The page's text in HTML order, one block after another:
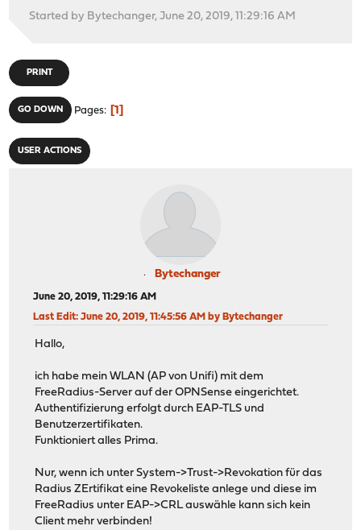
Started by Bytechanger, June 20, 2019, 11:29:16 AM
PRINT
GO DOWN Pages 1
USER ACTIONS
Bytechanger
June 20, 2019, 11:29:16 AM
Last Edit: June 20, 2019, 11:45:56 AM by Bytechanger
Hallo,
ich habe mein WLAN (AP von Unifi) mit dem
FreeRadius-Server auf der OPNSense eingerichtet.
Authentifizierung erfolgt durch EAP-TLS und
Benutzerzertifikaten.
Funktioniert alles Prima.
Nur, wenn ich unter System->Trust->Revokation für das
Radius ZErtifikat eine Revokeliste anlege und diese im
FreeRadius unter EAP->CRL auswähle kann sich kein
Client mehr verbinden!